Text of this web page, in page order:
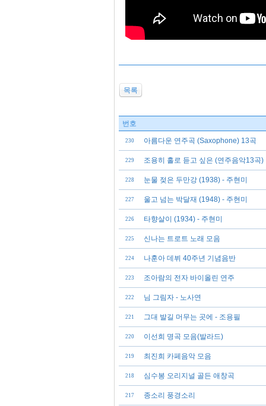
목록
번호
230 아름다운 연주곡 (Saxophone) 13곡
229 조용히 홀로 듣고 싶은 (연주음악13곡)
228 눈물 젖은 두만강 (1938) - 주현미
227 울고 넘는 박달재 (1948) - 주현미
226 타향살이 (1934) - 주현미
225 신나는 트로트 노래 모음
224 나훈아 데뷔 40주년 기념음반
223 조아람의 전자 바이올린 연주
222 님 그림자 - 노사연
221 그대 발길 머무는 곳에 - 조용필
220 이선희 명곡 모음(발라드)
219 최진희 카페음악 모음
218 심수봉 오리지널 골든 애창곡
217 종소리 풍경소리